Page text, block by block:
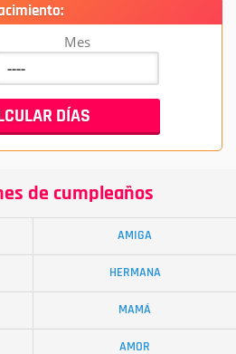
Mes
de cumpleaños
AMIGA
HERMANA
MAMÁ
AMOR